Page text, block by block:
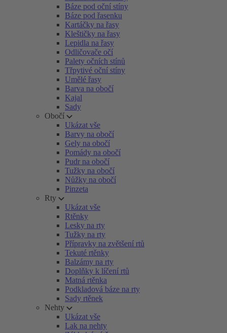
Báze pod oční stíny
Báze pod řasenku
Kartáčky na řasy
Kleštičky na řasy
Lepidla na řasy
Odličovače očí
Palety očních stínů
Třpytivé oční stíny
Umělé řasy
Barva na obočí
Kajal
Sady
Obočí
Ukázat vše
Barvy na obočí
Gely na obočí
Pomády na obočí
Pudr na obočí
Tužky na obočí
Nůžky na obočí
Pinzeta
Rty
Ukázat vše
Rtěnky
Lesky na rty
Tužky na rty
Přípravky na zvětšení rtů
Tekuté rtěnky
Balzámy na rty
Doplňky k líčení rtů
Matná rtěnka
Podkladová báze na rty
Sady rtěnek
Nehty
Ukázat vše
Lak na nehty